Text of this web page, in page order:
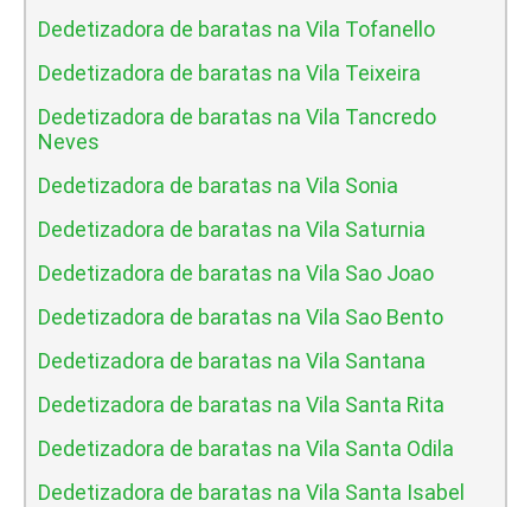
Dedetizadora de baratas na Vila Tofanello
Dedetizadora de baratas na Vila Teixeira
Dedetizadora de baratas na Vila Tancredo
Neves
Dedetizadora de baratas na Vila Sonia
Dedetizadora de baratas na Vila Saturnia
Dedetizadora de baratas na Vila Sao Joao
Dedetizadora de baratas na Vila Sao Bento
Dedetizadora de baratas na Vila Santana
Dedetizadora de baratas na Vila Santa Rita
Dedetizadora de baratas na Vila Santa Odila
Dedetizadora de baratas na Vila Santa Isabel